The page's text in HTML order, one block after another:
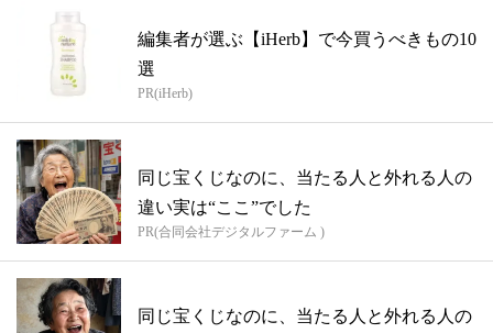
編集者が選ぶ【iHerb】で今買うべきもの10
選
PR(iHerb)
同じ宝くじなのに、当たる人と外れる人の
違い実は“ここ”でした
PR(合同会社デジタルファーム )
同じ宝くじなのに、当たる人と外れる人の